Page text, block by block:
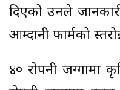
दिएको उनले
आम्दानी फार्मको
४० रोपनी जग्गामा